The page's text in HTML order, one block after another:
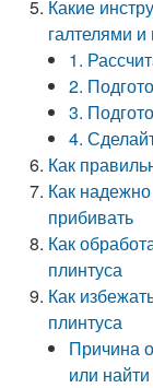
Какие
галтелями
1.
2.
3.
4.
Как
Как надежно
прибивать
Как
плинтуса
Как
плинтуса
Причина
или